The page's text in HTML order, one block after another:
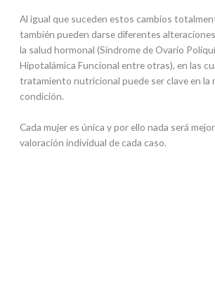
Al igual que suceden estos cambios
también pueden darse diferentes
la salud hormonal (Síndrome de Ovario
Hipotalámica Funcional entre otras), en las
tratamiento nutricional puede ser clave en la
condición.
Cada mujer es única y por ello nada será
valoración individual de cada caso.